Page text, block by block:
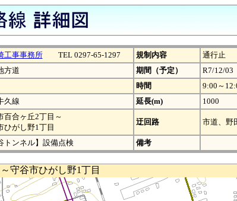
工事事務所TEL 0297-65-1297 規制内容
通行止
方道
期間（予定）
R7/12/03
時間
9:00～
久線
延長(m)
1000
百合ヶ丘2丁目～
ひがし野1丁目
迂回路 市道、野
トンネル】設備点検 備考
守谷市ひがし野1丁目